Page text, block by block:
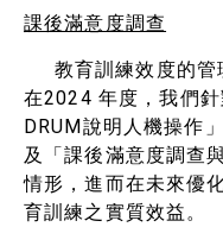
課後滿意度調查
教育訓練效度的管
在2024 年度，我們
DRUM說明人機操作
及「課後滿意度調查
情形，進而在未來優
育訓練之實質效益。